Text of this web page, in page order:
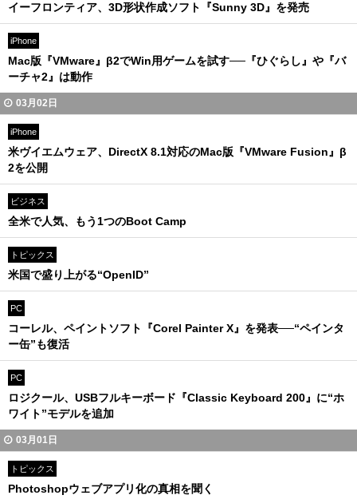
イーフロンティア、3D形状作成ソフト『Sunny 3D』を発売
iPhone
Mac版『VMware』β2でWin用ゲームを試す──『ひぐらし』や『バ
ーチャ2』は動作
03月02日
iPhone
米ヴイエムウェア、DirectX 8.1対応のMac版『VMware Fusion』β
2を公開
ビジネス
全米で人気、もう1つのBoot Camp
トピックス
米国で盛り上がる“OpenID”
PC
コーレル、ペイントソフト『Corel Painter X』を発表──“ペインタ
ー缶”も復活
PC
ロジクール、USBフルキーボード『Classic Keyboard 200』に“ホ
ワイト”モデルを追加
03月01日
トピックス
Photoshopウェブアプリ化の真相を聞く